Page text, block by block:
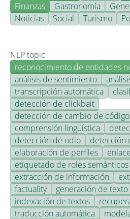
Finanzas
Gastronomía
Noticias
Social Turismo
NLP topic
reconocimiento de entidades
análisis de sentimiento
transcripción automática
detección de clickbait
detección de cambio de código
comprensión lingüística
detección de odio
detección
elaboración de perfiles
etiquetado de roles semánticos
extracción de información
factuality
generación de texto
indexación de textos
traducción automática